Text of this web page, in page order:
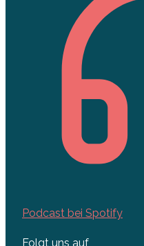
Podcast bei Spotify
Folgt uns auf